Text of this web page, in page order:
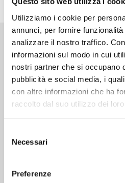
Utilizziamo i cookie per
annunci, per fornire
analizzare il nostro traffico.
informazioni sul modo in cui
nostri partner che si occupano
pubblicità e social media, i
con altre informazioni che ha
raccolto dal suo utilizzo dei
delNecessari
Preferenze
Altri volumi